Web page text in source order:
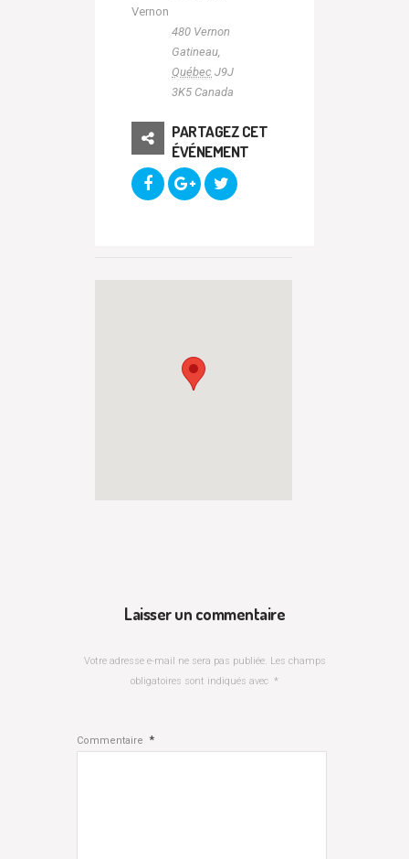
Vernon
480 Vernon
Gatineau,
Québec J9J
3K5 Canada
PARTAGEZ CET
ÉVÉNEMENT
Laisser un commentaire
Votre adresse e-mail ne sera pas publiée. Les champs
obligatoires sont indiqués avec *
Commentaire *